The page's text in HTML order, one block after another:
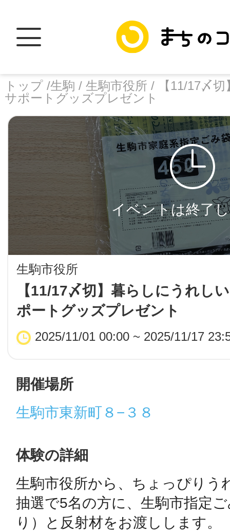
トップ /生駒 / 生駒市役所 /
【11/17〆
サポートグッズプレゼント
イベントは終了
生駒市役所
【11/17〆切】暮らしにうれし
ポートグッズプレゼント
2025/11/01 00:00 ~ 2025/11/17
facebook
X
LINE
SMS
開催場所
生駒市東新町８−３８
体験の詳細
生駒市役所から、ちょっぴりう
抽選で5名の方に、生駒市指定
り）と反射材をお渡しします。
トップ
加盟スポットに
地域に導入を
鴻巣